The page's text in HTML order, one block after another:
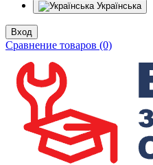
Українська
Вход
Сравнение товаров (0)